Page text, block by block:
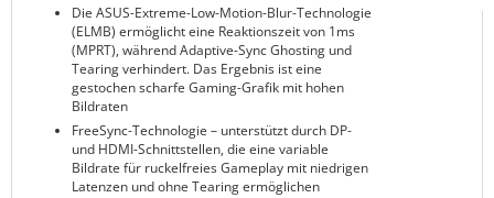
Die ASUS-Extreme-Low-Motion-Blur-Technologie
(ELMB) ermöglicht eine Reaktionszeit von 1ms
(MPRT), während Adaptive-Sync Ghosting und
Tearing verhindert. Das Ergebnis ist eine
gestochen scharfe Gaming-Grafik mit hohen
Bildraten
FreeSync-Technologie – unterstützt durch DP-
und HDMI-Schnittstellen, die eine variable
Bildrate für ruckelfreies Gameplay mit niedrigen
Latenzen und ohne Tearing ermöglichen